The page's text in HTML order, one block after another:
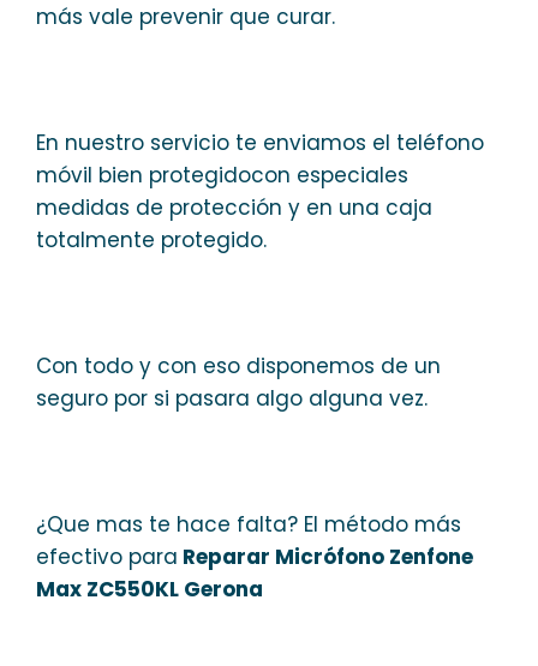
más vale prevenir que curar.
En nuestro servicio te enviamos el teléfono
móvil bien protegidocon especiales
medidas de protección y en una caja
totalmente protegido.
Con todo y con eso disponemos de un
seguro por si pasara algo alguna vez.
¿Que mas te hace falta? El método más
efectivo para Reparar Micrófono Zenfone
Max ZC550KL Gerona